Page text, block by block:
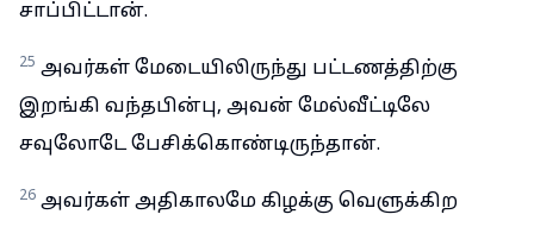
சாப்பிட்டான்.
25 அவர்கள் மேடையிலிருந்து பட்டணத்திற்கு
இறங்கி வந்தபின்பு, அவன் மேல்வீட்டிலே
சவுலோடே பேசிக்கொண்டிருந்தான்.
26 அவர்கள் அதிகாலமே கிழக்கு வெளுக்கிற